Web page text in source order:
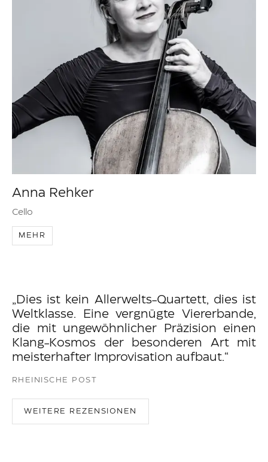
Anna Rehker
Cello
MEHR
„Dies ist kein Allerwelts-Quartett, dies ist
Weltklasse. Eine vergnügte Viererbande,
die mit ungewöhnlicher Präzision einen
Klang-Kosmos der besonderen Art mit
meisterhafter Improvisation aufbaut.“
RHEINISCHE POST
WEITERE REZENSIONEN